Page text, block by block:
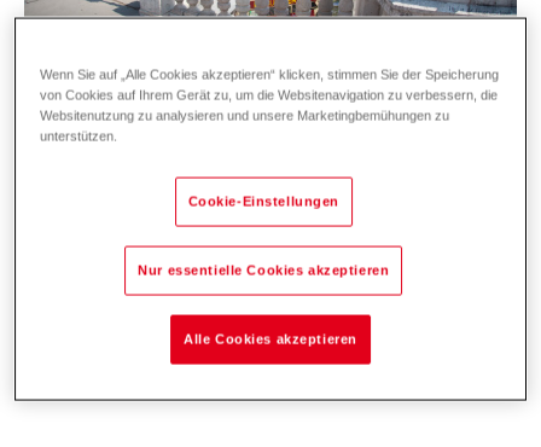
Heizungssanierung zum Fixpreis mit
QuickFix. Jetzt informieren!
Wenn nur alle Dinge so einfach wären wie ein
Heizungstausch.
Jetzt Heizung konfigurieren!
Wenn Sie auf „Alle Cookies akzeptieren“ klicken, stimmen Sie der Speicherung
von Cookies auf Ihrem Gerät zu, um die Websitenavigation zu verbessern, die
Websitenutzung zu analysieren und unsere Marketingbemühungen zu
unterstützen.
Cookie-Einstellungen
Nur essentielle Cookies akzeptieren
Alle Cookies akzeptieren